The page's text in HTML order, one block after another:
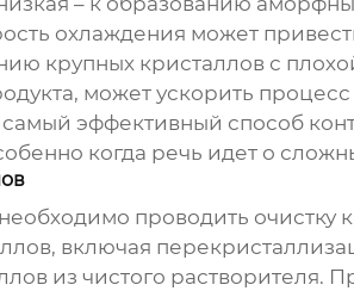
охлаждения может
крупных кристаллов с
может ускорить
эффективный способ
когда речь идет о
проводить очистку
включая
из чистого растворителя.